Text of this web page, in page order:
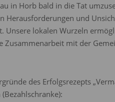
in Horb bald in die Tat
Herausforderungen und
lokalen Wurzeln
Zusammenarbeit mit der
des Erfolgsrezepts